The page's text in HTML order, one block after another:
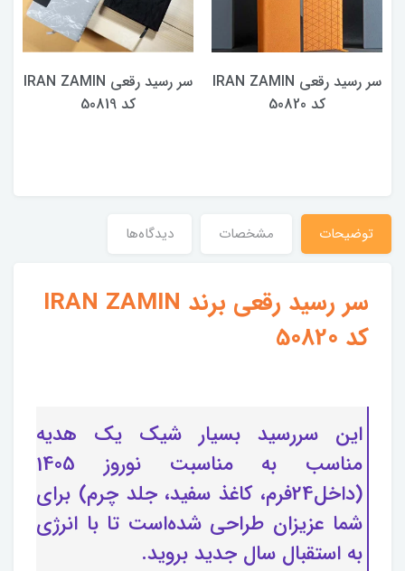
سر رسید رقعی IRAN ZAMIN
کد 50820
سر رسید رقعی IRAN ZAMIN
کد 50819
توضیحات مشخصات دیدگاه‌ها
سر رسید رقعی برند IRAN ZAMIN
کد 50820
این سررسید بسیار شیک یک هدیه
مناسب به مناسبت نوروز 1405
(داخل24فرم، کاغذ سفید، جلد چرم) برای
شما عزیزان طراحی شده‌است تا با انرژی
به استقبال سال جدید بروید.